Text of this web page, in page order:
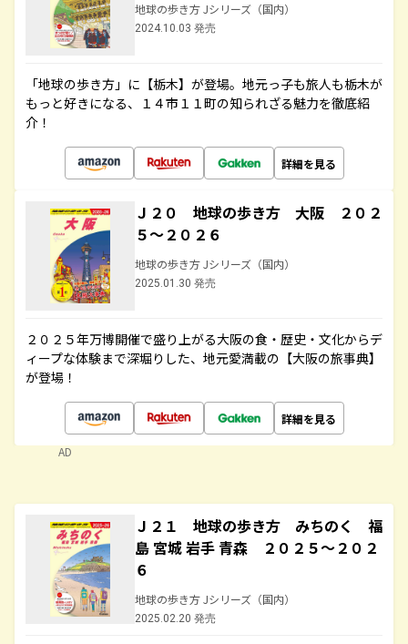
地球の歩き方 Jシリーズ（国内）
2024.10.03 発売
「地球の歩き方」に【栃木】が登場。地元っ子も旅人も栃木が
もっと好きになる、１４市１１町の知られざる魅力を徹底紹
介！
詳細を見る
Ｊ２０ 地球の歩き方 大阪 ２０２
５～２０２６
地球の歩き方 Jシリーズ（国内）
2025.01.30 発売
２０２５年万博開催で盛り上がる大阪の食・歴史・文化からデ
ィープな体験まで深堀りした、地元愛満載の【大阪の旅事典】
が登場！
詳細を見る
AD
Ｊ２１ 地球の歩き方 みちのく 福
島 宮城 岩手 青森 ２０２５～２０２
６
地球の歩き方 Jシリーズ（国内）
2025.02.20 発売